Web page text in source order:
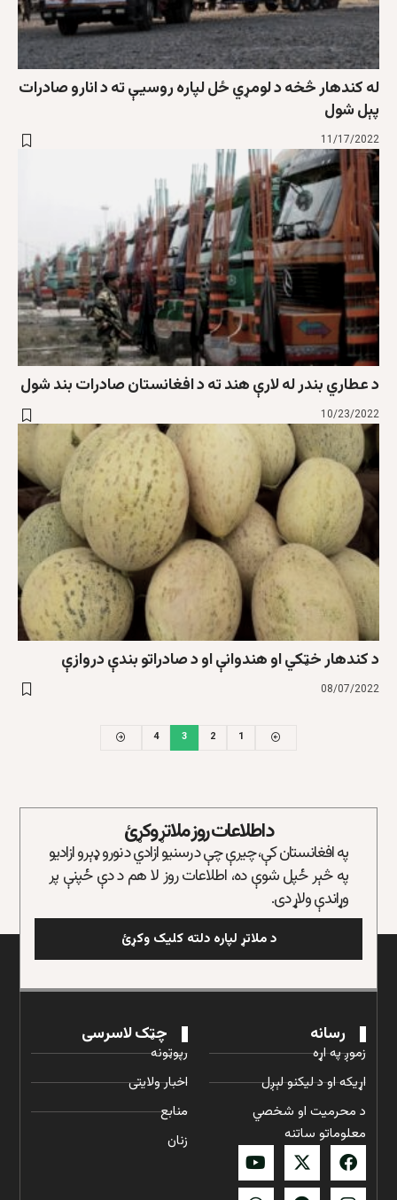
له کندهار څخه د لومړي ځل لپاره روسیې ته د انارو صادرات
پېل شول
11/17/2022
د عطاري بندر له لارې هند ته د افغانستان صادرات بند شول
10/23/2022
د کندهار خټکي او هندوانې او د صادراتو بندې دروازې
08/07/2022
1
2
3
4
د اطلاعات روز ملاتړ وکړئ
په افغانستان کې، چیرې چې د رسنیو ازادي د نورو ډېرو ازادیو
په څېر ځپل شوې ده، اطلاعات روز لا هم د دې ځپنې پر
وړاندې ولاړ دی.
د ملاتړ لپاره دلته کلیک وکړئ
رسانه
زموږ په اړه
اړیکه او د لیکنو لېږل
د محرمیت او شخصي
معلوماتو ساتنه
چټک لاسرسی
رپوټونه
اخبار ولایتی
منابع
زنان